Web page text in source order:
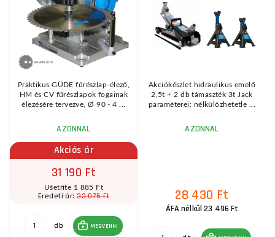
Praktikus GÜDE fűrészlap-élező,
HM és CV fűrészlapok fogainak
élezésére tervezve, Ø 90 - 4 ...
AZONNAL
Akciós ár
31 190 Ft
Ušetříte 1 885 Ft
Eredeti ár:33 075 Ft
db MEGVENNI
Akciókészlet hidraulikus emelő
2,5t + 2 db támaszték 3t Jack
paraméterei: nélkülözhetetle ...
AZONNAL
28 430 Ft
ÁFA nélkül 23 496 Ft